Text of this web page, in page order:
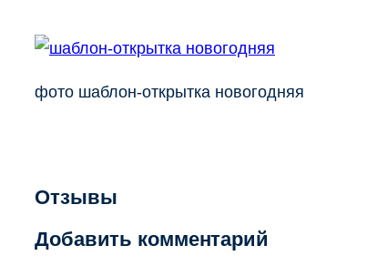
фото шаблон-открытка новогодняя
Отзывы
Добавить комментарий